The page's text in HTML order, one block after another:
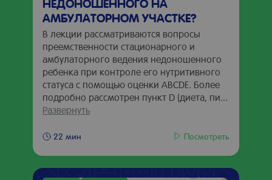
АМБУЛАТОРНОМ УЧАСТКЕ?
В лекции рассматриваются вопросы
преемственности стационарного и
амбулаторного ведения недоношенного
ребенка при контроле его нутритивного
статуса с помощью оценки ABCDE. Более
подробно рассмотрен пункт D (диета, пи...
Развернуть
22 мин Посмотреть